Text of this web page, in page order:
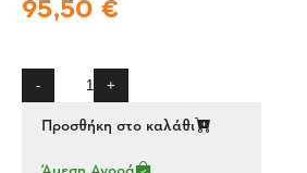
- +
Προσθήκη στο καλάθι